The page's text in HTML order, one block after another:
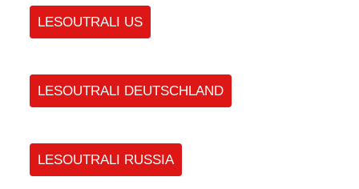
LESOUTRALI US
LESOUTRALI DEUTSCHLAND
LESOUTRALI RUSSIA